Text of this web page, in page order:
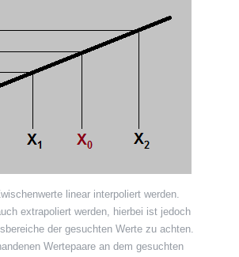
linear interpoliert werden.
extrapoliert werden, hierbei ist jedoch
der gesuchten Werte zu achten.
Wertepaare an dem gesuchten